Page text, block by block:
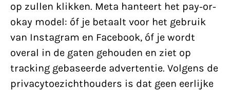
op zullen klikken. Meta hanteert het pay-or-
okay model: óf je betaalt voor het gebruik
van Instagram en Facebook, óf je wordt
overal in de gaten gehouden en ziet op
tracking gebaseerde advertentie. Volgens de
privacytoezichthouders is dat geen eerlijke